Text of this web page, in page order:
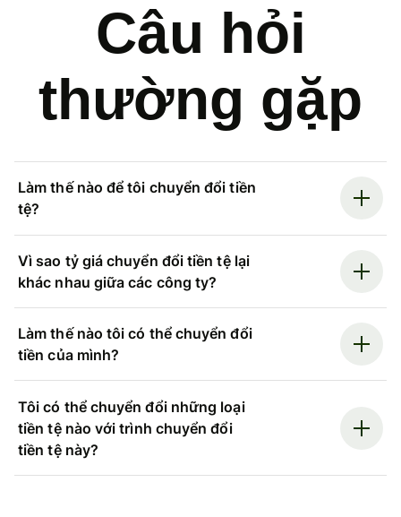
Câu hỏi
thường gặp
Làm thế nào để tôi chuyển đổi tiền
tệ?
Vì sao tỷ giá chuyển đổi tiền tệ lại
khác nhau giữa các công ty?
Làm thế nào tôi có thể chuyển đổi
tiền của mình?
Tôi có thể chuyển đổi những loại
tiền tệ nào với trình chuyển đổi
tiền tệ này?